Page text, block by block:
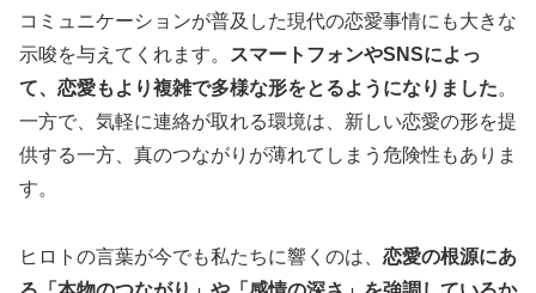
コミュニケーションが普及した現代の恋愛事情にも大きな
示唆を与えてくれます。
スマートフォンやSNSによっ
て、恋愛もより複雑で多様な形をとるようになりました。
一方で、気軽に連絡が取れる環境は、新しい恋愛の形を提
供する一方、真のつながりが薄れてしまう危険性もありま
す。
ヒロトの言葉が今でも私たちに響くのは、 恋愛の根源にあ